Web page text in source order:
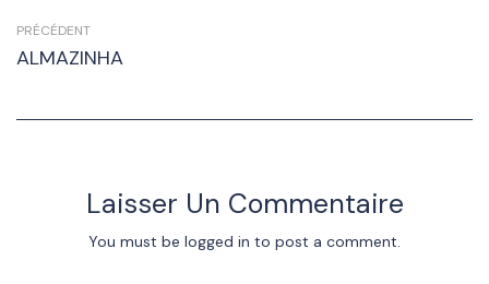
PRÉCÉDENT
ALMAZINHA
Laisser Un Commentaire
You must be logged in to post a comment.